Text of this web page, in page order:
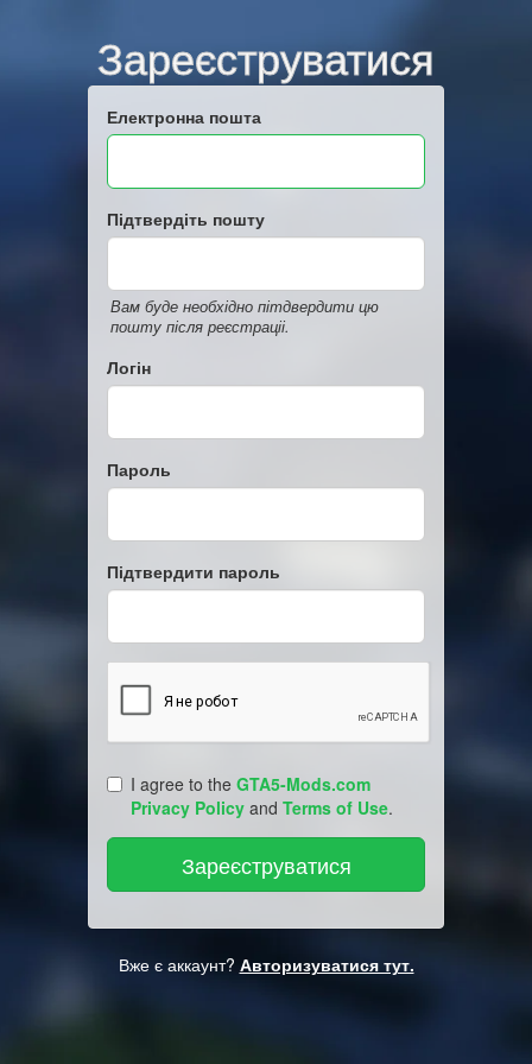
Зареєструватися
Електронна пошта
Підтвердіть пошту
Вам буде необхідно пітдвердити цю
пошту після реєстраціі.
Логін
Пароль
Підтвердити пароль
I agree to the GTA5-Mods.com
Privacy Policy and Terms of Use.
Вже є аккаунт? Авторизуватися тут.